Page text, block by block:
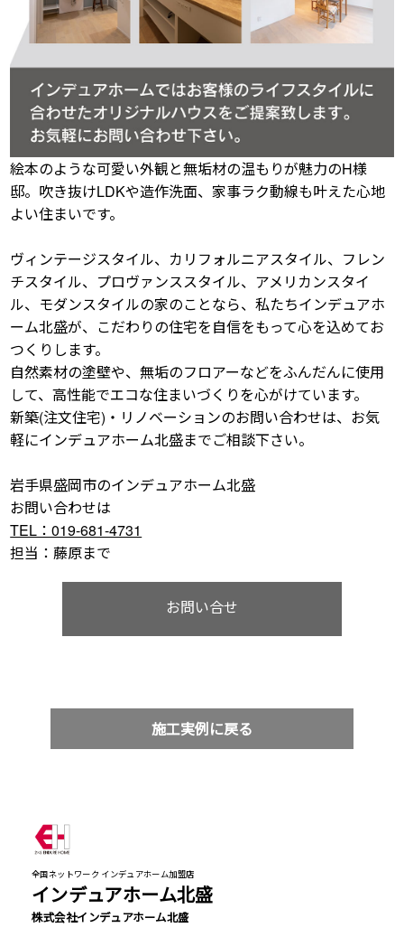
絵本のような可愛い外観と無垢材の温もりが魅力のH様
邸。吹き抜けLDKや造作洗面、家事ラク動線も叶えた心地
よい住まいです。
ヴィンテージスタイル、カリフォルニアスタイル、フレン
チスタイル、プロヴァンススタイル、アメリカンスタイ
ル、モダンスタイルの家のことなら、私たちインデュアホ
ーム北盛が、こだわりの住宅を自信をもって心を込めてお
つくりします。
自然素材の塗壁や、無垢のフロアーなどをふんだんに使用
して、高性能でエコな住まいづくりを心がけています。
新築(注文住宅)・リノベーションのお問い合わせは、お気
軽にインデュアホーム北盛までご相談下さい。
岩手県盛岡市のインデュアホーム北盛
お問い合わせは
TEL：019-681-4731
担当：藤原まで
お問い合せ
施工実例に戻る
全国ネットワーク インデュアホーム加盟店
インデュアホーム北盛
株式会社インデュアホーム北盛